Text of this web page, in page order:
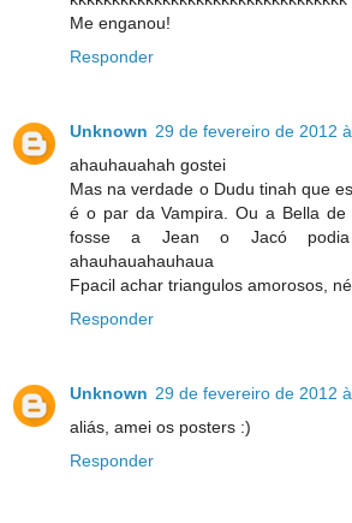
Me enganou!
Responder
Unknown 29 de fevereiro de 2012
ahauhauahah gostei
Mas na verdade o Dudu tinah que
é o par da Vampira. Ou a Bella de
fosse a Jean o Jacó podia
ahauhauahauhaua
Fpacil achar triangulos amorosos,
Responder
Unknown 29 de fevereiro de 2012
aliás, amei os posters :)
Responder